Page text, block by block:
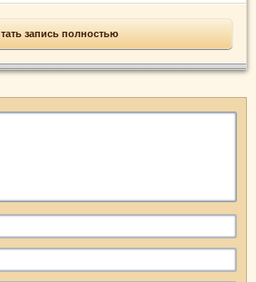
запись полностью